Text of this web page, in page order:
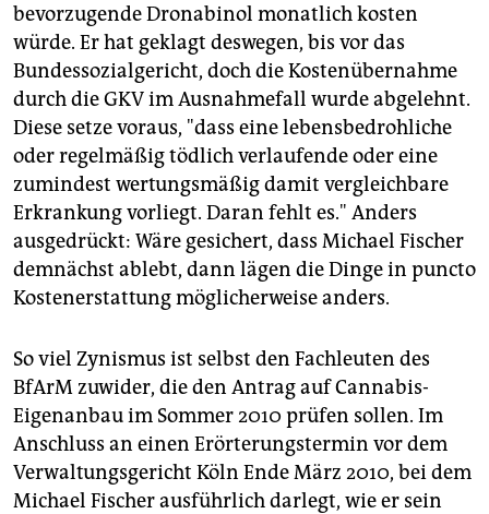
bevorzugende Dronabinol monatlich kosten
würde. Er hat geklagt deswegen, bis vor das
Bundessozialgericht, doch die Kostenübernahme
durch die GKV im Ausnahmefall wurde abgelehnt.
Diese setze voraus, "dass eine lebensbedrohliche
oder regelmäßig tödlich verlaufende oder eine
zumindest wertungsmäßig damit vergleichbare
Erkrankung vorliegt. Daran fehlt es." Anders
ausgedrückt: Wäre gesichert, dass Michael Fischer
demnächst ablebt, dann lägen die Dinge in puncto
Kostenerstattung möglicherweise anders.
So viel Zynismus ist selbst den Fachleuten des
BfArM zuwider, die den Antrag auf Cannabis-
Eigenanbau im Sommer 2010 prüfen sollen. Im
Anschluss an einen Erörterungstermin vor dem
Verwaltungsgericht Köln Ende März 2010, bei dem
Michael Fischer ausführlich darlegt, wie er sein